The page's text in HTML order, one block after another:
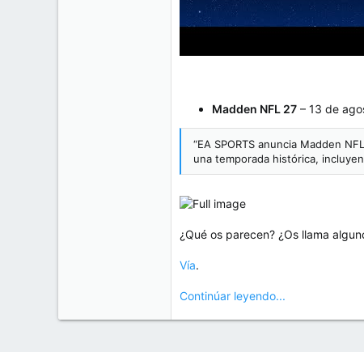
Madden NFL 27 – 13 de
“EA SPORTS anuncia Madden
una temporada histórica,
¿Qué os parecen? ¿Os llama
Vía.
Continúar leyendo...